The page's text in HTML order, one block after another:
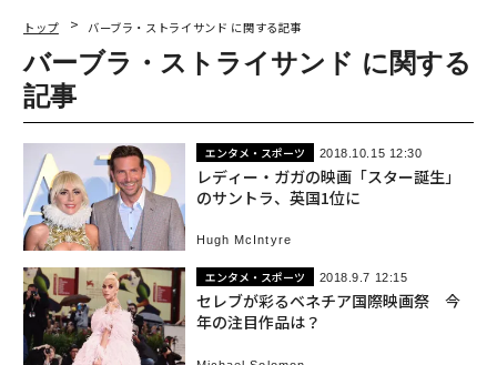
トップ バーブラ・ストライサンド に関する記事
バーブラ・ストライサンド に関する
記事
エンタメ・スポーツ 2018.10.15 12:30
レディー・ガガの映画「スター誕生」
のサントラ、英国1位に
Hugh McIntyre
エンタメ・スポーツ 2018.9.7 12:15
セレブが彩るベネチア国際映画祭 今
年の注目作品は？